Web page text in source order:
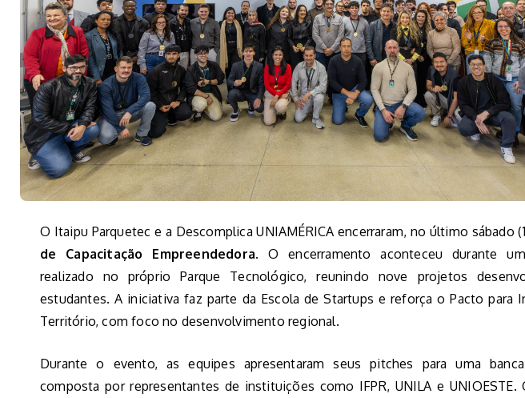
O Itaipu Parquetec e a Descomplica UNIAMÉRICA encerraram, no último sábado
de Capacitação Empreendedora. O encerramento aconteceu durante
realizado no próprio Parque Tecnológico, reunindo nove projetos
estudantes. A iniciativa faz parte da Escola de Startups e reforça o Pacto para
Território, com foco no desenvolvimento regional.
Durante o evento, as equipes apresentaram seus pitches para uma banca
composta por representantes de instituições como IFPR, UNILA e UNIOESTE.